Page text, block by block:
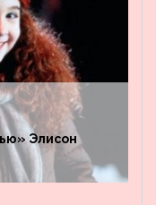
Элисон